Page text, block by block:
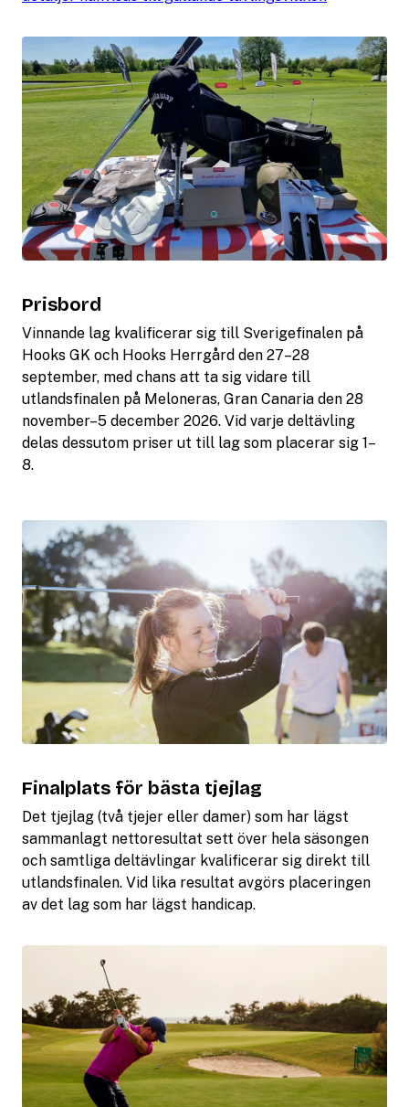
Prisbord
Vinnande lag kvalificerar sig till Sverigefinalen på
Hooks GK och Hooks Herrgård den 27–28
september, med chans att ta sig vidare till
utlandsfinalen på Meloneras, Gran Canaria den 28
november–5 december 2026. Vid varje deltävling
delas dessutom priser ut till lag som placerar sig 1–
8.
Finalplats för bästa tjejlag
Det tjejlag (två tjejer eller damer) som har lägst
sammanlagt nettoresultat sett över hela säsongen
och samtliga deltävlingar kvalificerar sig direkt till
utlandsfinalen. Vid lika resultat avgörs placeringen
av det lag som har lägst handicap.